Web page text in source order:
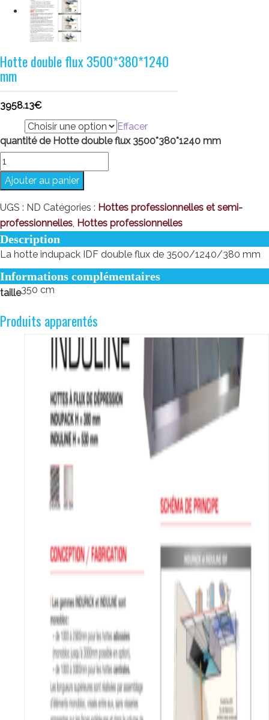
Hotte double flux 3500*380*1240
mm
3958.13€
Effacer
quantité de Hotte double flux 3500*380*1240 mm
Ajouter au panier
UGS : ND Catégories : Hottes professionnelles et semi-
professionnelles, Hottes professionnelles
Description
La hotte indupack IDF double flux de 3500/1240/380 mm
Informations complémentaires
taille350 cm
Produits apparentés